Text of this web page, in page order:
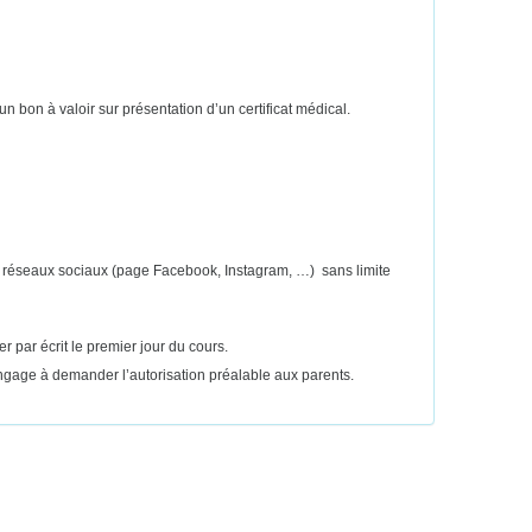
bon à valoir sur présentation d’un certificat médical.
sociaux (page Facebook, Instagram, …) sans limite
par écrit le premier jour du cours.
à demander l’autorisation préalable aux parents.